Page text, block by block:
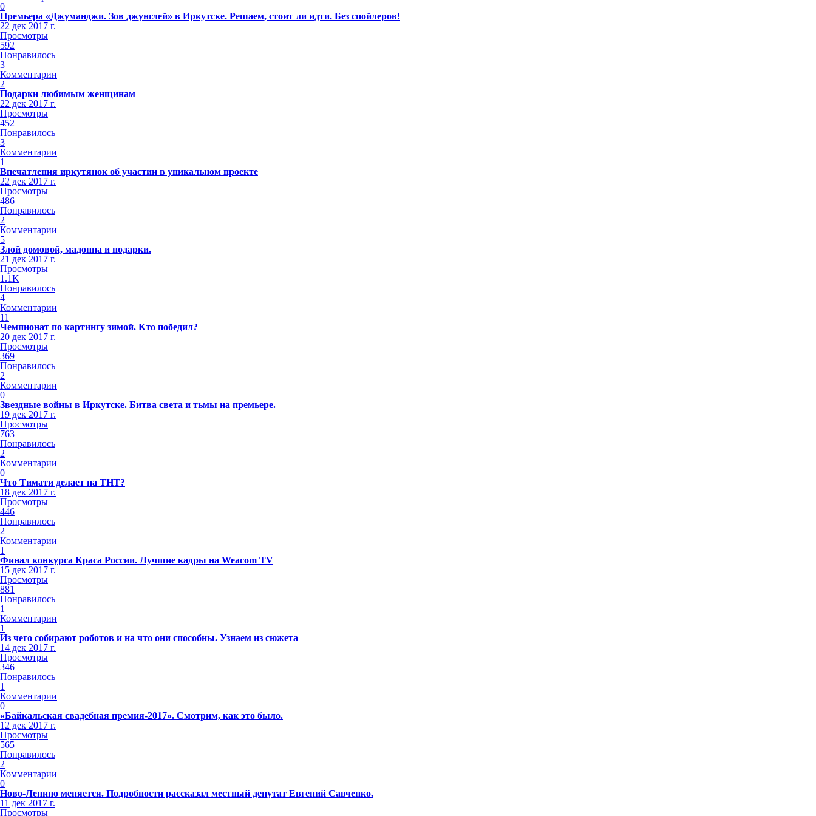
0
Премьера «Джуманджи. Зов джунглей» в Иркутске. Решаем, стоит ли идти. Без спойлеров!
22 дек 2017 г.
Просмотры
592
Понравилось
3
Комментарии
2
Подарки любимым женщинам
22 дек 2017 г.
Просмотры
452
Понравилось
3
Комментарии
1
Впечатления иркутянок об участии в уникальном проекте
22 дек 2017 г.
Просмотры
486
Понравилось
2
Комментарии
5
Злой домовой, мадонна и подарки.
21 дек 2017 г.
Просмотры
1.1K
Понравилось
4
Комментарии
11
Чемпионат по картингу зимой. Кто победил?
20 дек 2017 г.
Просмотры
369
Понравилось
2
Комментарии
0
Звездные войны в Иркутске. Битва света и тьмы на премьере.
19 дек 2017 г.
Просмотры
763
Понравилось
2
Комментарии
0
Что Тимати делает на ТНТ?
18 дек 2017 г.
Просмотры
446
Понравилось
2
Комментарии
1
Финал конкурса Краса России. Лучшие кадры на Weacom TV
15 дек 2017 г.
Просмотры
881
Понравилось
1
Комментарии
1
Из чего собирают роботов и на что они способны. Узнаем из сюжета
14 дек 2017 г.
Просмотры
346
Понравилось
1
Комментарии
0
«Байкальская свадебная премия-2017». Смотрим, как это было.
12 дек 2017 г.
Просмотры
565
Понравилось
2
Комментарии
0
Ново-Ленино меняется. Подробности рассказал местный депутат Евгений Савченко.
11 дек 2017 г.
Просмотры